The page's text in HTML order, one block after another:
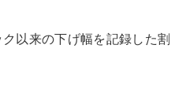
以来の下げ幅を記録した割